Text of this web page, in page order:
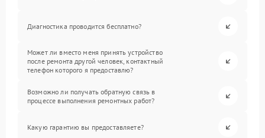
Диагностика проводится бесплатно?
Может ли вместо меня принять устройство
после ремонта другой человек, контактный
телефон которого я предоставлю?
Возможно ли получать обратную связь в
процессе выполнения ремонтных работ?
Какую гарантию вы предоставляете?